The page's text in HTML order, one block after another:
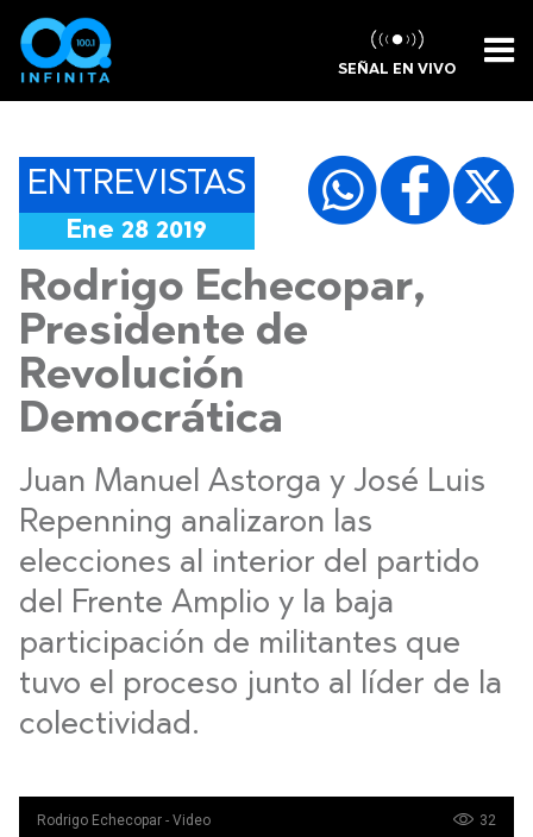
SEÑAL EN VIVO
ENTREVISTAS
Ene 28 2019
Rodrigo Echecopar,
Presidente de
Revolución
Democrática
Juan Manuel Astorga y José Luis
Repenning analizaron las
elecciones al interior del partido
del Frente Amplio y la baja
participación de militantes que
tuvo el proceso junto al líder de la
colectividad.